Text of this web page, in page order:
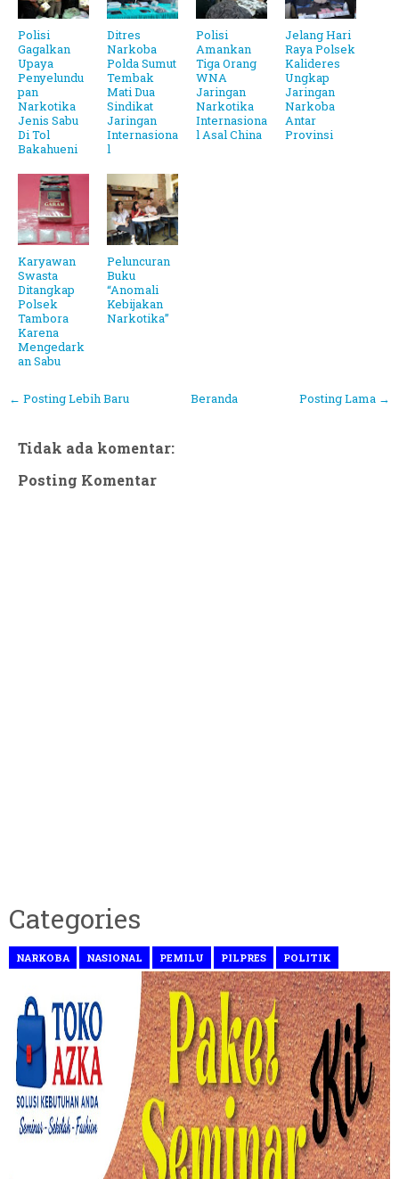
Polisi
Gagalkan
Upaya
Penyelundu
pan
Narkotika
Jenis Sabu
Di Tol
Bakahueni
Ditres
Narkoba
Polda Sumut
Tembak
Mati Dua
Sindikat
Jaringan
Internasiona
l
Polisi
Amankan
Tiga Orang
WNA
Jaringan
Narkotika
Internasiona
l Asal China
Jelang Hari
Raya Polsek
Kalideres
Ungkap
Jaringan
Narkoba
Antar
Provinsi
Karyawan
Swasta
Ditangkap
Polsek
Tambora
Karena
Mengedark
an Sabu
Peluncuran
Buku
“Anomali
Kebijakan
Narkotika”
← Posting Lebih Baru Posting Lama →
Beranda
Tidak ada komentar:
Posting Komentar
Categories
NARKOBA NASIONAL PEMILU PILPRES POLITIK